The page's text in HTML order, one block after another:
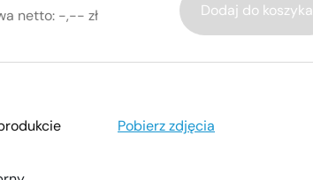
netto: -,-- zł Dodaj do koszyka
Pobierz zdjęcia